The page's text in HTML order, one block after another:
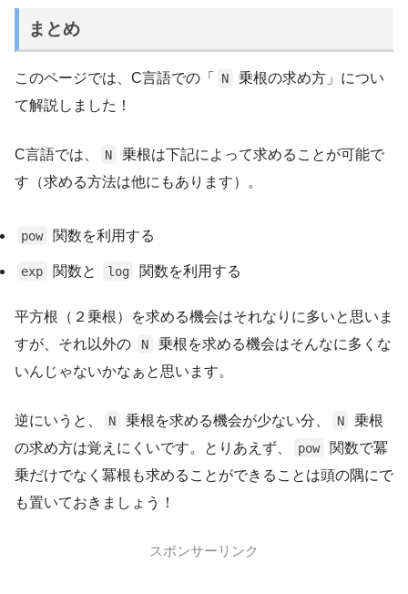
まとめ
このページでは、C言語での「 N
乗根の求め方」につい
て解説しました！
C言語では、 N
乗根は下記によって求めることが可能で
す（求める方法は他にもあります）。
pow 関数を利用する
exp 関数と log 関数を利用する
平方根（２乗根）を求める機会はそれなりに多いと思いま
すが、それ以外の
N
乗根を求める機会はそんなに多くな
いんじゃないかなぁと思います。
逆にいうと、 N 乗根を求める機会が少ない分、 N
乗根
の求め方は覚えにくいです。とりあえず、
pow
関数で冪
乗だけでなく冪根も求めることができることは頭の隅にで
も置いておきましょう！
スポンサーリンク